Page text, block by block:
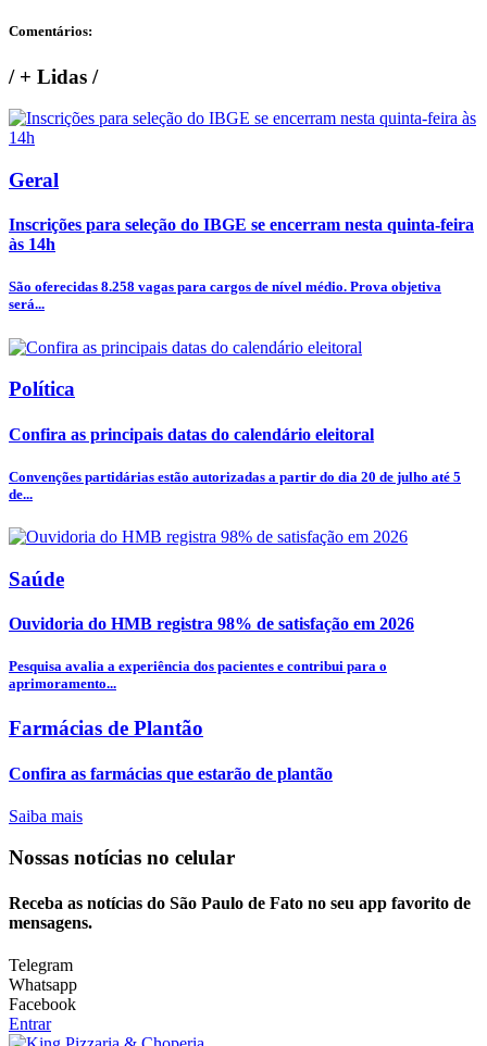
Comentários:
/+ Lidas /
Geral
Inscrições para seleção do IBGE se encerram nesta quinta-feira
às 14h
São oferecidas 8.258 vagas para cargos de nível médio. Prova objetiva
será...
Política
Confira as principais datas do calendário eleitoral
Convenções partidárias estão autorizadas a partir do dia 20 de julho até 5
de...
Saúde
Ouvidoria do HMB registra 98% de satisfação em 2026
Pesquisa avalia a experiência dos pacientes e contribui para o
aprimoramento...
Farmácias de Plantão
Confira as farmácias que estarão de plantão
Saiba mais
Nossas notícias no celular
Receba as notícias do São Paulo de Fato no seu app favorito de
mensagens.
Telegram
Whatsapp
Facebook
Entrar